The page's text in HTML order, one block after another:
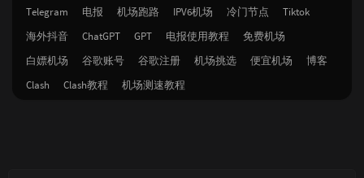
Telegram
电报 机场跑路 IPV6机场 冷门节点
Tiktok
海外抖音
ChatGPT GPT 电报使用教程
免费机场
白嫖机场
谷歌账号 谷歌注册 机场挑选 便宜机场
博客
Clash
Clash教程 机场测速教程